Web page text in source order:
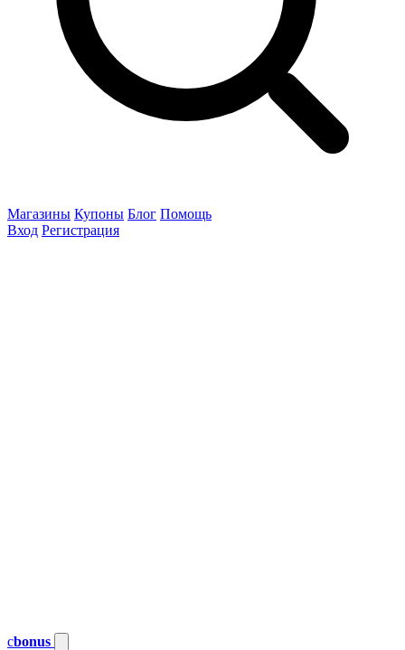
Магазины Купоны Блог Помощь
Вход Регистрация
cbonus